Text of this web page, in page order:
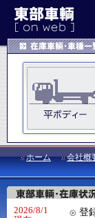
ホーム 会社概
2026/8/1
登